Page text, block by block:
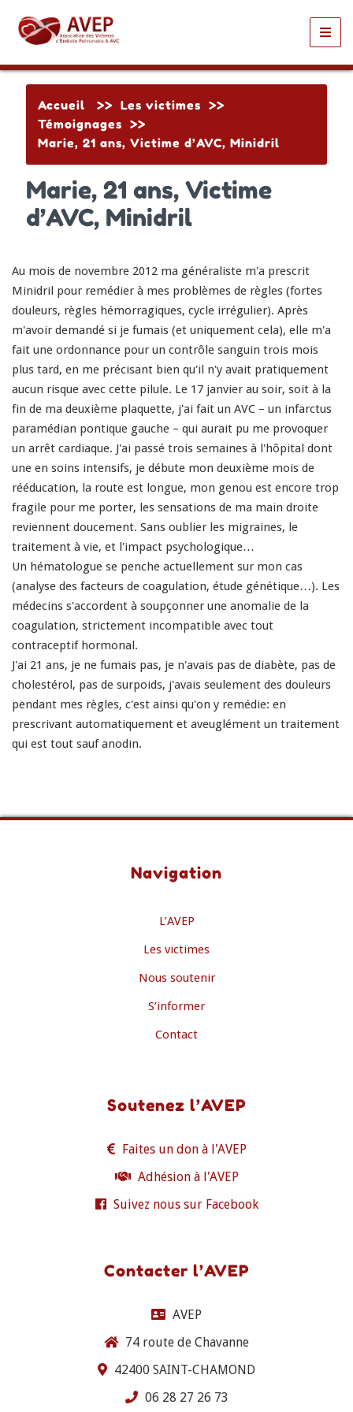
Accueil >> Les victimes >>
Témoignages >>
Marie, 21 ans, Victime d’AVC, Minidril
Marie, 21 ans, Victime
d’AVC, Minidril
Au mois de novembre 2012 ma généraliste m'a prescrit
Minidril pour remédier à mes problèmes de règles (fortes
douleurs, règles hémorragiques, cycle irrégulier). Après
m'avoir demandé si je fumais (et uniquement cela), elle m'a
fait une ordonnance pour un contrôle sanguin trois mois
plus tard, en me précisant bien qu'il n'y avait pratiquement
aucun risque avec cette pilule. Le 17 janvier au soir, soit à la
fin de ma deuxième plaquette, j'ai fait un AVC – un infarctus
paramédian pontique gauche – qui aurait pu me provoquer
un arrêt cardiaque. J'ai passé trois semaines à l'hôpital dont
une en soins intensifs, je débute mon deuxième mois de
rééducation, la route est longue, mon genou est encore trop
fragile pour me porter, les sensations de ma main droite
reviennent doucement. Sans oublier les migraines, le
traitement à vie, et l'impact psychologique…
Un hématologue se penche actuellement sur mon cas
(analyse des facteurs de coagulation, étude génétique…). Les
médecins s'accordent à soupçonner une anomalie de la
coagulation, strictement incompatible avec tout
contraceptif hormonal.
J'ai 21 ans, je ne fumais pas, je n'avais pas de diabète, pas de
cholestérol, pas de surpoids, j'avais seulement des douleurs
pendant mes règles, c'est ainsi qu'on y remédie: en
prescrivant automatiquement et aveuglément un traitement
qui est tout sauf anodin.
Navigation
L’AVEP
Les victimes
Nous soutenir
S’informer
Contact
Soutenez l’AVEP
Faites un don à l'AVEP
Adhésion à l'AVEP
Suivez nous sur Facebook
Contacter l’AVEP
AVEP
74 route de Chavanne
42400 SAINT-CHAMOND
06 28 27 26 73